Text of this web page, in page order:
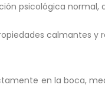
psicológica
calmantes y
en la boca,